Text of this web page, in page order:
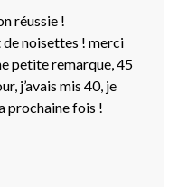
réussie !
noisettes ! merci
petite remarque, 45
j’avais mis 40, je
prochaine fois !